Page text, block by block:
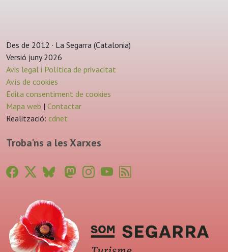
Des de 2012 · La Segarra (Catalonia)
Versió juny 2026
Avis legal i Política de privacitat
Avís de cookies
Edita consentiment de cookies
Mapa web | Contactar
Realització: cdnet
Troba'ns a les Xarxes